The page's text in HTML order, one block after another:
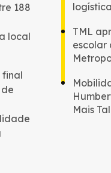
188
local
final
TML
escolar
Mais